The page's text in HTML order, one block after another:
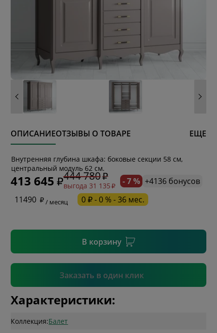
ОПИСАНИЕОТЗЫВЫ О ТОВАРЕ ЕЩЕ
Внутренняя глубина шкафа: боковые секции 58 см,
центральный модуль 62 см.
413 645 444 780
выгода 31 135 - 7 % +4136 бонусов
11490
/ месяц 0 ₽ - 0 % - 36 мес.
В корзину
Заказать в один клик
* обязательное поле
* необязательное поле
Подтвердить
Характеристики:
Коллекция:Балет